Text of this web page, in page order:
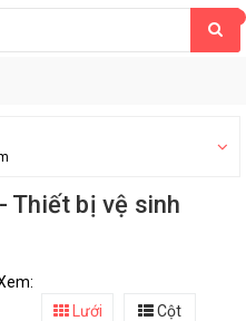
Thiết bị vệ sinh
Lưới
Cột